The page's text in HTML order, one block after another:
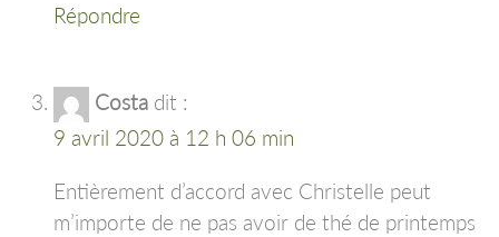
Répondre
Costa dit :
9 avril 2020 à 12 h 06 min
Entièrement d’accord avec Christelle peut
m’importe de ne pas avoir de thé de printemps